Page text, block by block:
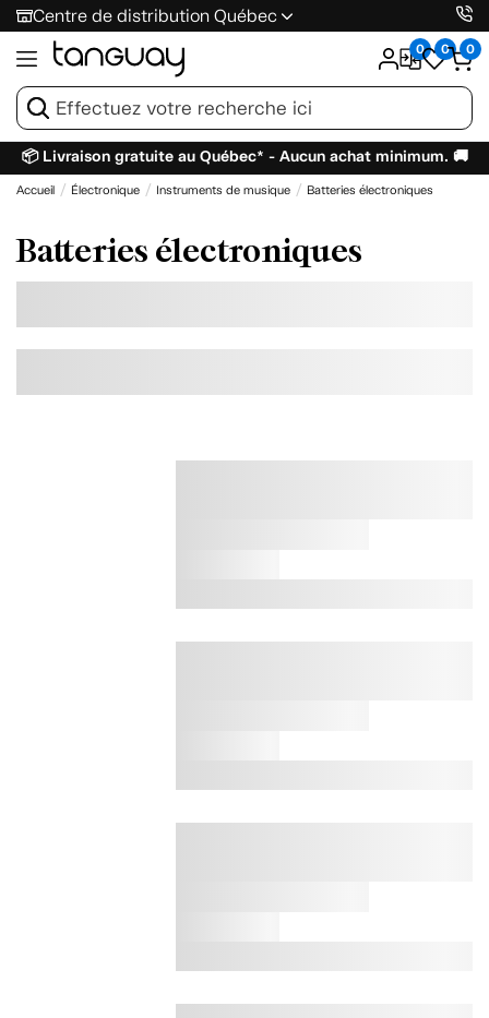
Centre de distribution Québec
0 0 0
📦 Livraison gratuite au Québec* - Aucun achat minimum. 🚚
Accueil Électronique Instruments de musique Batteries électroniques
Batteries électroniques